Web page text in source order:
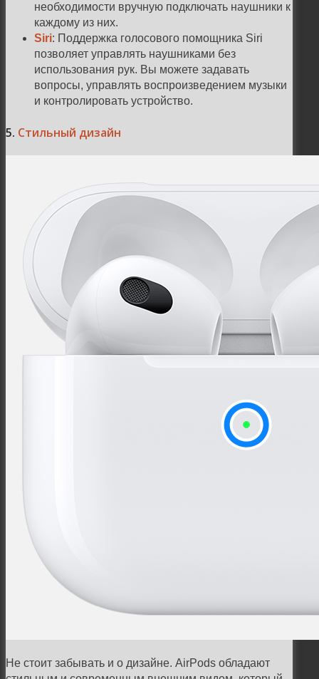
необходимости вручную подключать наушники к
каждому из них.
Siri: Поддержка голосового помощника Siri
позволяет управлять наушниками без
использования рук. Вы можете задавать
вопросы, управлять воспроизведением музыки
и контролировать устройство.
5. Стильный дизайн
Не стоит забывать и о дизайне. AirPods обладают